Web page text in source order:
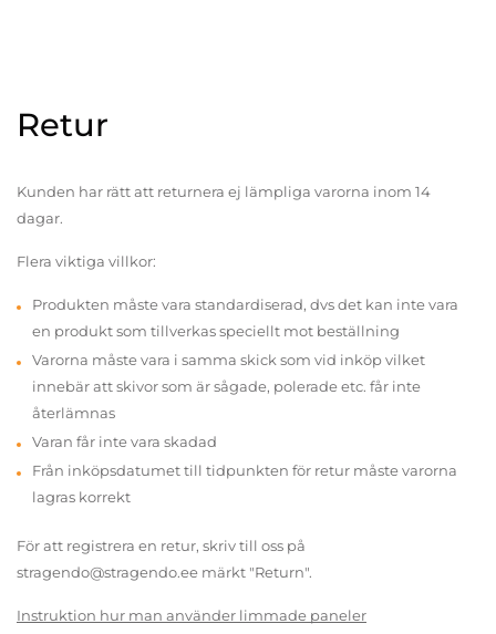
Retur
Kunden har rätt att returnera ej lämpliga varorna inom 14
dagar.
Flera viktiga villkor:
Produkten måste vara standardiserad, dvs det kan inte vara
en produkt som tillverkas speciellt mot beställning
Varorna måste vara i samma skick som vid inköp vilket
innebär att skivor som är sågade, polerade etc. får inte
återlämnas
Varan får inte vara skadad
Från inköpsdatumet till tidpunkten för retur måste varorna
lagras korrekt
För att registrera en retur, skriv till oss på
stragendo@stragendo.ee märkt "Return".
Instruktion hur man använder limmade paneler